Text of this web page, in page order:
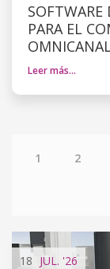
SOFTWARE
PARA EL
Leer más…
1 2
18 JUL. '26